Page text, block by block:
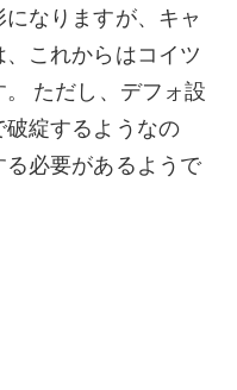
なりますが、キャ
これからはコイツ
ただし、デフォ設
綻するようなの
必要があるようで